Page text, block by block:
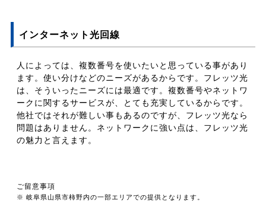
インターネット光回線
人によっては、複数番号を使いたいと思っている事があり
ます。使い分けなどのニーズがあるからです。フレッツ光
は、そういったニーズには最適です。複数番号やネットワ
ークに関するサービスが、とても充実しているからです。
他社ではそれが難しい事もあるのですが、フレッツ光なら
問題はありません。ネットワークに強い点は、フレッツ光
の魅力と言えます。
ご留意事項
※ 岐阜県山県市柿野内の一部エリアでの提供となります。